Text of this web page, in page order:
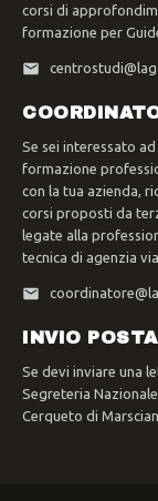
corsi di
formazione per
Se sei interessato
formazione
con la tua azienda,
corsi proposti da
legate alla
tecnica di agenzia
INVIO POSTA
Se devi inviare una
Segreteria
Cerqueto di